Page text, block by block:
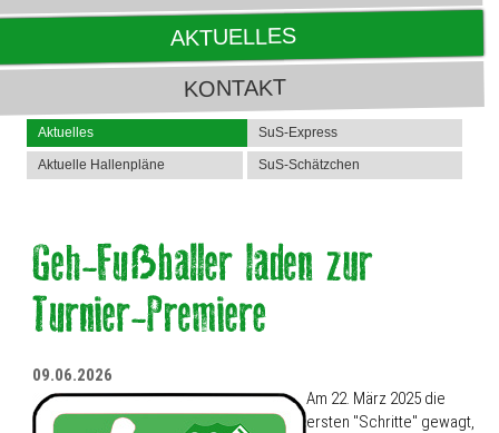
AKTUELLES
KONTAKT
Aktuelles SuS-Express
Aktuelle Hallenpläne SuS-Schätzchen
09.06.2026
Am 22. März 2025 die
ersten "Schritte" gewagt,